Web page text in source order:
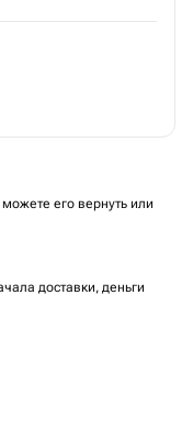
можете его вернуть или
доставки, деньги